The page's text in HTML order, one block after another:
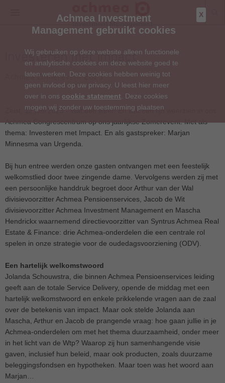
Achmea Investment
Management gebruikt cookies
Wij gebruiken op deze website alleen functionele
en analytische cookies om deze website goed te
laten werken. Deze cookies hebben weinig tot
geen invloed op uw privacy. U leest hier meer
over in ons cookie statement . Deze cookies
mogen wij zonder uw toestemming plaatsen
X
Investeren met impact
Achmea Zomerevent 2023
Zeist, 12 juni 2023 - Wat een weer! En wat een fijn weerzien in ons
Achmea Congrescentrum op ons jaarlijkse Zomerevent. Met als
thema: Investeren met Impact. En als gastspreker: Marjan
Minnesma van Urgenda.
Bij hun entree werden onze gasten ontvangen met een feestelijk
welkomstlied door twee zingende dame. Vervolgens werden zij met
een persoonlijke handdruk begroet door Arthur van der Wal
divisievoorzitter Achmea Pensioenservices, Jacob de Wit
divisievoorzitter Achmea Investment Management en Mascha
Hendrickx waarnemend directievoorzitter van Syntrus Achmea Real
Estate & Finance: drie Achmea-onderdelen die een centrale rol
spelen in onze strategie voor de oudedagsvoorziening (ODV).
Een hartelijk welkomstwoord
Jolanda Schouwstra, die binnen Achmea Pensioenservices leiding
geeft aan de totale Service Delivery, opende de middag met een
hartelijk welkomstwoord en enkele prikkelende vragen aan de zaal
over de betekenis van impact. Maar ook stelde Jolanda aan
Mascha, Arthur en Jacob de prangende vraag: hoe gaan jullie in je
Achmea-onderdelen om met het thema duurzaamheid, onder meer
in het licht van de Wtp? Waarop zij hun samenhangende visie
gaven, inclusief hun beleid, maar ook producten, zoals duurzame
beleggingsfondsen en hypotheken. Maar toen was het woord aan
Marjan…